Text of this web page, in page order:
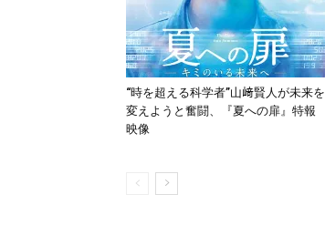
“時を超える科学者”山﨑賢人が未来を
変えようと奮闘、『夏への扉』特報
映像